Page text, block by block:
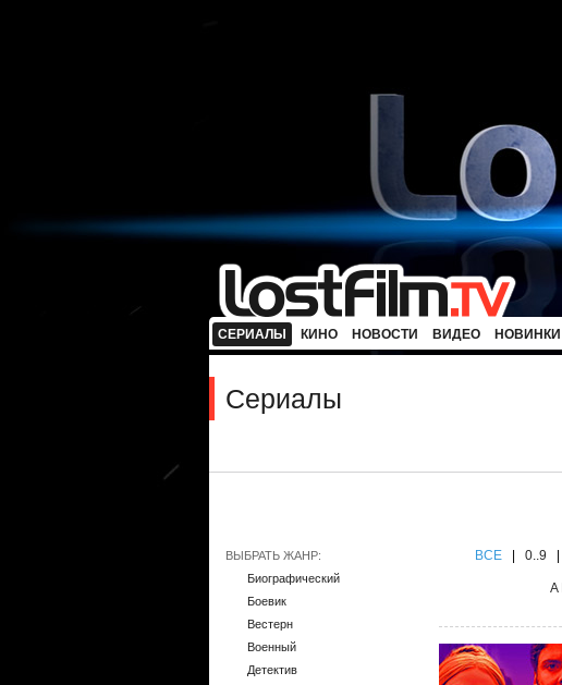
СЕРИАЛЫ КИНО НОВОСТИ ВИДЕО НОВИНКИ
Сериалы
ВЫБРАТЬ ЖАНР:
Биографический
Боевик
Вестерн
Военный
Детектив
ВCE 0..9
A